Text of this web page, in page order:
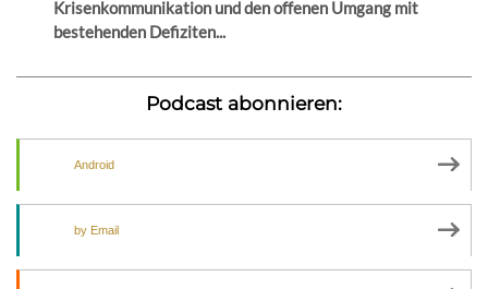
Krisenkommunikation und den offenen Umgang mit
bestehenden Defiziten...
Podcast abonnieren:
Android
by Email